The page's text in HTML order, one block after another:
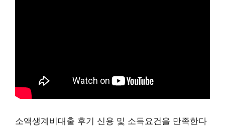
소액생계비대출 후기 신용 및 소득요건을 만족한다